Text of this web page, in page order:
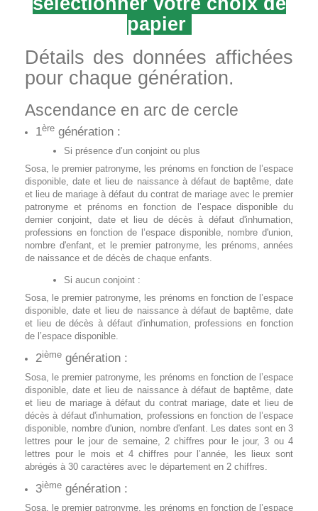
papier
Détails des données affichées
pour chaque génération.
Ascendance en arc de cercle
1ère génération :
Si présence d’un conjoint ou plus
Sosa, le premier patronyme, les prénoms en fonction de l’espace
disponible, date et lieu de naissance à défaut de baptême, date
et lieu de mariage à défaut du contrat de mariage avec le premier
patronyme et prénoms en fonction de l’espace disponible du
dernier conjoint, date et lieu de décès à défaut d'inhumation,
professions en fonction de l’espace disponible, nombre d'union,
nombre d'enfant, et le premier patronyme, les prénoms, années
de naissance et de décès de chaque enfants.
Si aucun conjoint :
Sosa, le premier patronyme, les prénoms en fonction de l’espace
disponible, date et lieu de naissance à défaut de baptême, date
et lieu de décès à défaut d'inhumation, professions en fonction
de l’espace disponible.
2ième génération :
Sosa, le premier patronyme, les prénoms en fonction de l’espace
disponible, date et lieu de naissance à défaut de baptême, date
et lieu de mariage à défaut du contrat mariage, date et lieu de
décès à défaut d'inhumation, professions en fonction de l’espace
disponible, nombre d'union, nombre d'enfant. Les dates sont en 3
lettres pour le jour de semaine, 2 chiffres pour le jour, 3 ou 4
lettres pour le mois et 4 chiffres pour l’année, les lieux sont
abrégés à 30 caractères avec le département en 2 chiffres.
3ième génération :
Sosa, le premier patronyme, les prénoms en fonction de l’espace